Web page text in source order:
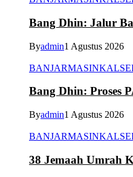
Bang Dhin: Jalur
Byadmin1 Agustus 2026
BANJARMASIN
Bang Dhin: Proses
Byadmin1 Agustus 2026
BANJARMASIN
38 Jemaah Umrah